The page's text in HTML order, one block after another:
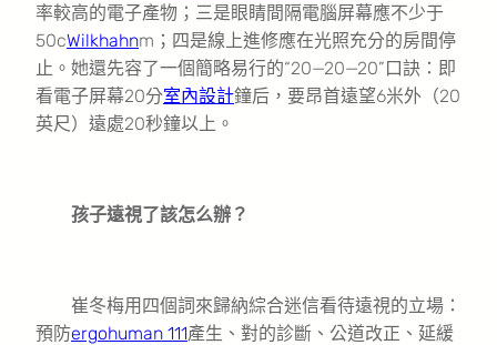
率較高的電子產物；三是眼睛間隔電腦屏幕應不少于
50cWilkhahnm；四是線上進修應在光照充分的房間停
止。她還先容了一個簡略易行的“20—20—20”口訣：即
看電子屏幕20分室內設計鐘后，要昂首遠望6米外（20
英尺）遠處20秒鐘以上。
孩子遠視了該怎么辦？
崔冬梅用四個詞來歸納綜合迷信看待遠視的立場：
預防ergohuman 111產生、對的診斷、公道改正、延緩